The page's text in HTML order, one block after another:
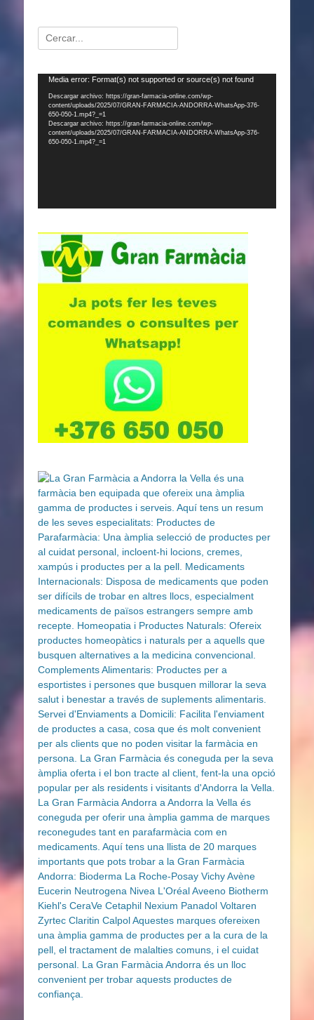
Buscar:
Reproductor
vídeo
Media error: Format(s) not supported or source(s) not found
Descargar archivo: https://gran-farmacia-online.com/wp-
content/uploads/2025/07/GRAN-FARMACIA-ANDORRA-WhatsApp-376-
650-050-1.mp4?_=1
Descargar archivo: https://gran-farmacia-online.com/wp-
content/uploads/2025/07/GRAN-FARMACIA-ANDORRA-WhatsApp-376-
650-050-1.mp4?_=1